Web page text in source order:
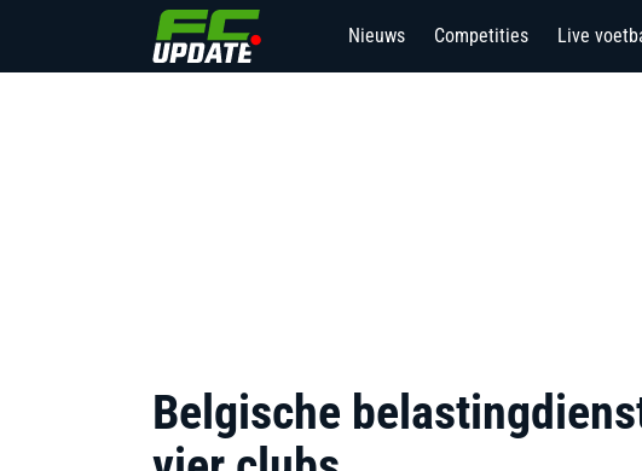
Nieuws Competities Live
Belgische